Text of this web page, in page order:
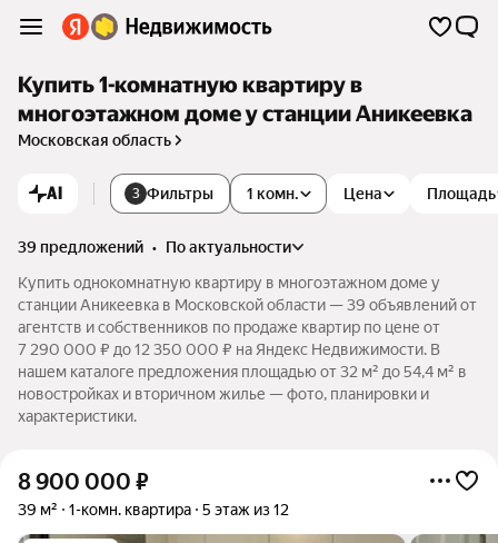
Купить 1-комнатную квартиру в
многоэтажном доме у станции Аникеевка
Московская область
AI 3 Фильтры 1 комн. Цена Площадь
39 предложений •
по актуальности
Купить однокомнатную квартиру в многоэтажном доме у
станции Аникеевка в Московской области — 39 объявлений от
агентств и собственников по продаже квартир по цене от
7 290 000 ₽ до 12 350 000 ₽ на Яндекс Недвижимости. В
нашем каталоге предложения площадью от 32 м² до 54,4 м² в
новостройках и вторичном жилье — фото, планировки и
характеристики.
8 900 000 ₽
39 м² 1-комн. квартира 5 этаж из 12